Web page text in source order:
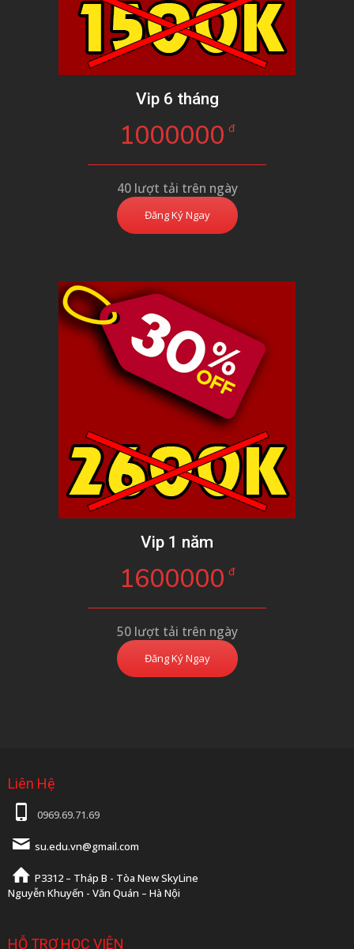
Vip 6 tháng
1000000 đ
40 lượt tải trên ngày
Đăng Ký Ngay
Vip 1 năm
1600000 đ
50 lượt tải trên ngày
Đăng Ký Ngay
Liên Hệ
0969.69.71.69
su.edu.vn@gmail.com
P3312 – Tháp B - Tòa New SkyLine
Nguyễn Khuyến - Văn Quán – Hà Nội
HỖ TRỢ HỌC VIÊN